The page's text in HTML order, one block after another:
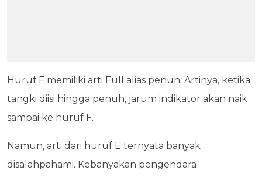
Huruf F memiliki arti Full alias penuh. Artinya, ketika
tangki diisi hingga penuh, jarum indikator akan naik
sampai ke huruf F.
Namun, arti dari huruf E ternyata banyak
disalahpahami. Kebanyakan pengendara